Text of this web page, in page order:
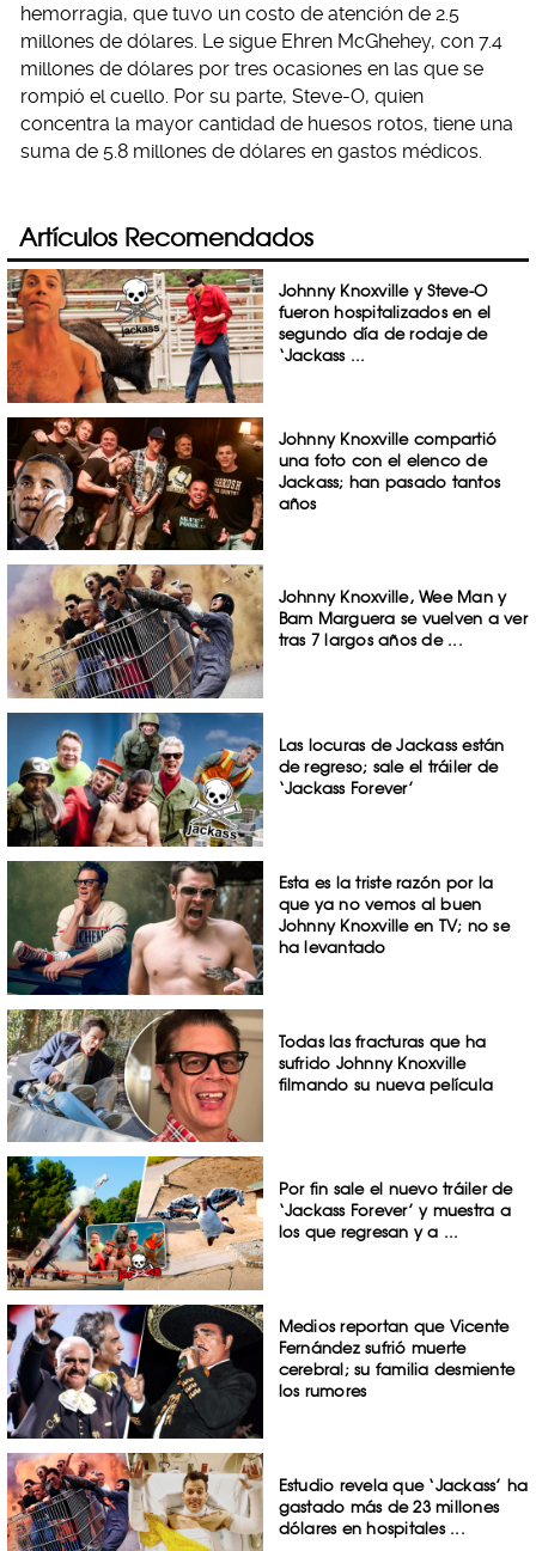
hemorragia, que tuvo un costo de atención de 2.5
millones de dólares. Le sigue Ehren McGhehey, con 7.4
millones de dólares por tres ocasiones en las que se
rompió el cuello. Por su parte, Steve-O, quien
concentra la mayor cantidad de huesos rotos, tiene una
suma de 5.8 millones de dólares en gastos médicos.
Artículos Recomendados
Johnny Knoxville y Steve-O
fueron hospitalizados en el
segundo día de rodaje de
‘Jackass ...
Johnny Knoxville compartió
una foto con el elenco de
Jackass; han pasado tantos
años
Johnny Knoxville, Wee Man y
Bam Marguera se vuelven a ver
tras 7 largos años de ...
Las locuras de Jackass están
de regreso; sale el tráiler de
‘Jackass Forever’
Esta es la triste razón por la
que ya no vemos al buen
Johnny Knoxville en TV; no se
ha levantado
Todas las fracturas que ha
sufrido Johnny Knoxville
filmando su nueva película
Por fin sale el nuevo tráiler de
‘Jackass Forever’ y muestra a
los que regresan y a ...
Medios reportan que Vicente
Fernández sufrió muerte
cerebral; su familia desmiente
los rumores
Estudio revela que ‘Jackass’ ha
gastado más de 23 millones
dólares en hospitales ...